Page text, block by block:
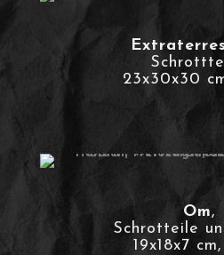
23x30x30
Om,
Schrotteile
19x18x7